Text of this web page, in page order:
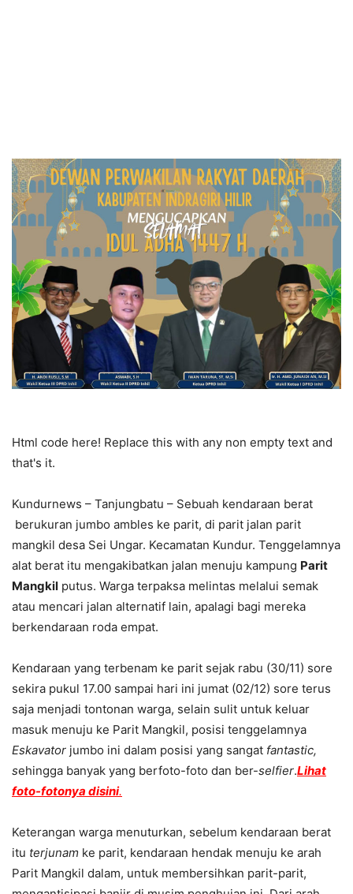
Html code here! Replace this with any non empty text and
that's it.
Kundurnews – Tanjungbatu – Sebuah kendaraan berat
berukuran jumbo ambles ke parit, di parit jalan parit
mangkil desa Sei Ungar. Kecamatan Kundur. Tenggelamnya
alat berat itu mengakibatkan jalan menuju kampung Parit
Mangkil putus. Warga terpaksa melintas melalui semak
atau mencari jalan alternatif lain, apalagi bagi mereka
berkendaraan roda empat.
Kendaraan yang terbenam ke parit sejak rabu (30/11) sore
sekira pukul 17.00 sampai hari ini jumat (02/12) sore terus
saja menjadi tontonan warga, selain sulit untuk keluar
masuk menuju ke Parit Mangkil, posisi tenggelamnya
Eskavator jumbo ini dalam posisi yang sangat fantastic,
sehingga banyak yang berfoto-foto dan ber-selfier.Lihat
foto-fotonya disini.
Keterangan warga menuturkan, sebelum kendaraan berat
itu terjunam ke parit, kendaraan hendak menuju ke arah
Parit Mangkil dalam, untuk membersihkan parit-parit,